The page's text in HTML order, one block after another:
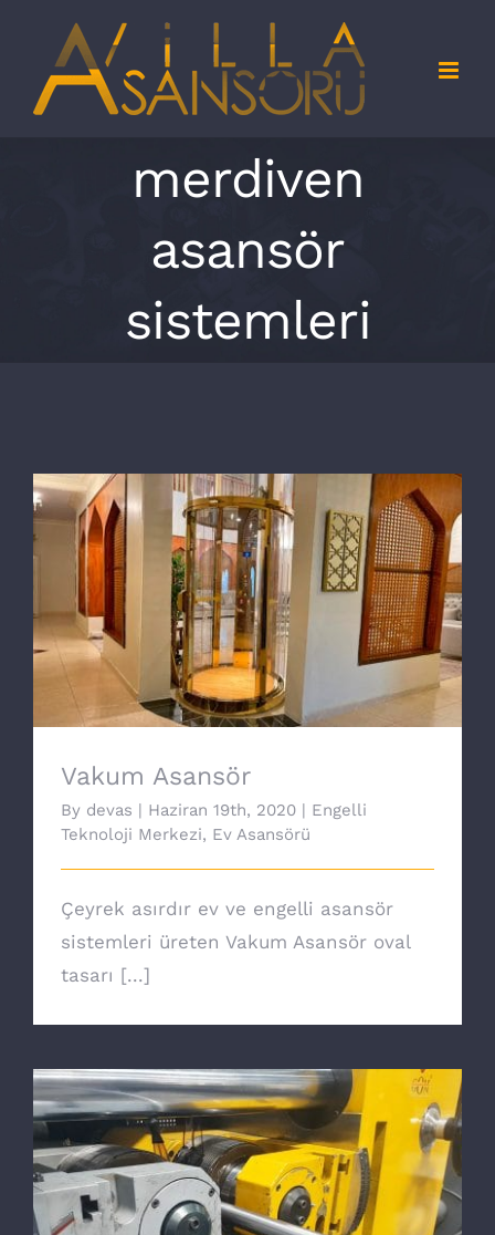
content
merdiven
asansör
sistemleri
Vakum Asansör
Vakum Asansör
By devas | Haziran 19th, 2020 | Engelli
Teknoloji Merkezi, Ev Asansörü
Çeyrek asırdır ev ve engelli asansör
sistemleri üreten Vakum Asansör oval
tasarı [...]
Sonsuz Vida Milli Asansör Teknolojileri